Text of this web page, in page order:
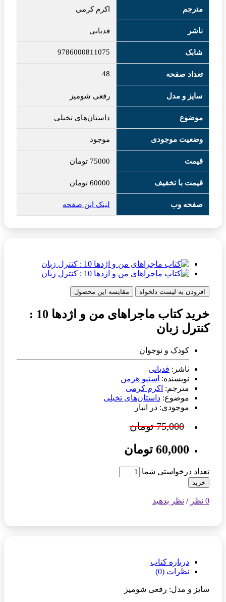
مترجم اکرم کرمی
ناشر قدیانی
شابک 9786000811075
تعداد صفحه 48
سایز و مدل رقعی شومیز
موضوع داستان‌های تخیلی
وضعیت موجودی موجود
قیمت 75000 تومان
قیمت با تخفیف 60000 تومان
صفحه وب لینک این صفحه
افزودن به لیست دلخواه مقایسه این محصول
خرید کتاب ماجراهای من و اژدها 10 :
کنترل زبان
کودک و نوجوان
ناشر: قدیانی
نویسنده: استیو هرمن
مترجم: اکرم کرمی
موضوع: داستان‌های تخیلی
موجودی: در انبار
75,000 تومان
60,000 تومان
تعداد درخواستی شما
خرید
0 نظر / نظر بدهید
درباره کتاب
نظرات (0)
سایز و مدل: رقعی شومیز